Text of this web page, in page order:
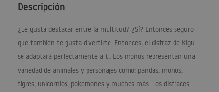
Descripción
¿Le gusta destacar entre la multitud? ¿Sí? Entonces seguro
que también te gusta divertirte. Entonces, el disfraz de Kigu
se adaptará perfectamente a ti. Los monos representan una
variedad de animales y personajes como: pandas, monos,
tigres, unicornios, pokemones y muchos más. Los disfraces